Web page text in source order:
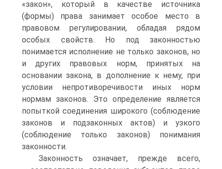
«закон», который в качестве источника
(формы) права занимает особое место в
правовом регулировании, обладая рядом
особых свойств. Но под законностью
понимается исполнение не только законов, но
и других правовых норм, принятых на
основании закона, в дополнение к нему, при
условии непротиворечивости иных норм
нормам законов. Это определение является
попыткой соединения широкого (соблюдение
законов и подзаконных актов) и узкого
(соблюдение только законов) понимания
законности.
Законность означает, прежде всего,